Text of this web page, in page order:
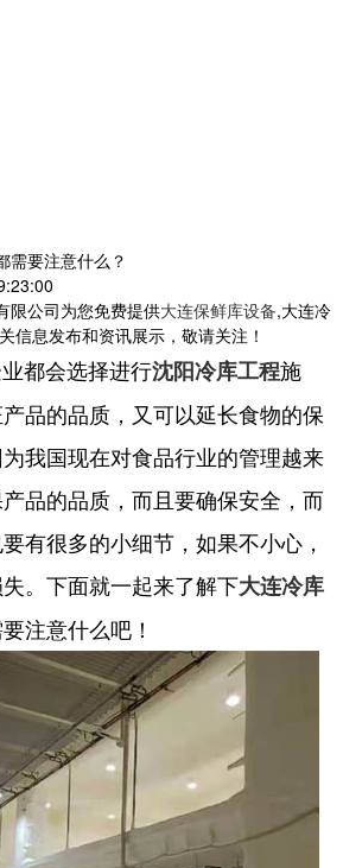
需要注意什么？
限公司为您免费提供大连保鲜库设备,大连冷
信息发布和资讯展示，敬请关注！
都会选择进行沈阳冷库工程施
品的品质，又可以延长食物的保
我国现在对食品行业的管理越来
品的品质，而且要确保安全，而
有很多的小细节，如果不小心，
。下面就一起来了解下大连冷库
注意什么吧！